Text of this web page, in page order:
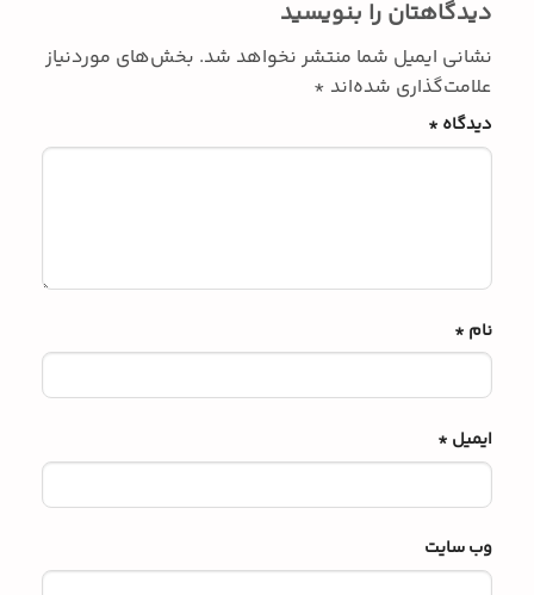
دیدگاهتان را بنویسید
نشانی ایمیل شما منتشر نخواهد شد. بخش‌های موردنیاز
علامت‌گذاری شده‌اند *
دیدگاه *
نام *
ایمیل *
وب‌ سایت